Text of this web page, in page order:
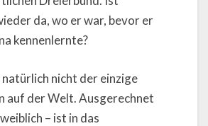
da, wo er war, bevor er
kennenlernte?
nicht der einzige
auf der Welt. Ausgerechnet
– ist in das